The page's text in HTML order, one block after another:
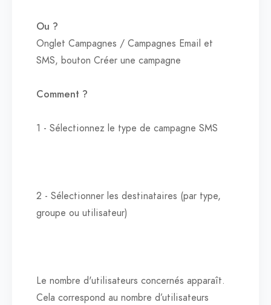
Ou ?
Onglet Campagnes / Campagnes Email et
SMS, bouton Créer une campagne
Comment ?
1 - Sélectionnez le type de campagne SMS
2 - Sélectionner les destinataires (par type,
groupe ou utilisateur)
Le nombre d'utilisateurs concernés apparaît.
Cela correspond au nombre d’utilisateurs